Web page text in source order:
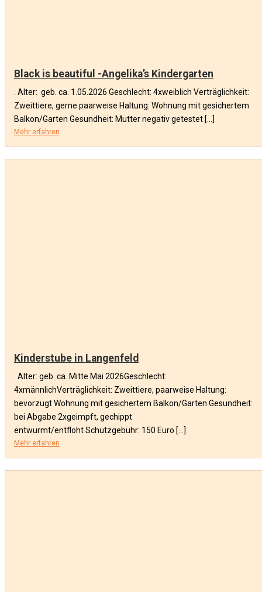
Black is beautiful -Angelika’s Kindergarten
. Alter: geb. ca. 1.05.2026 Geschlecht: 4xweiblich Verträglichkeit:
Zweittiere, gerne paarweise Haltung: Wohnung mit gesichertem
Balkon/Garten Gesundheit: Mutter negativ getestet […]
Mehr erfahren
Kinderstube in Langenfeld
. Alter: geb. ca. Mitte Mai 2026Geschlecht:
4xmännlichVerträglichkeit: Zweittiere, paarweise Haltung:
bevorzugt Wohnung mit gesichertem Balkon/Garten Gesundheit:
bei Abgabe 2xgeimpft, gechippt
entwurmt/entfloht Schutzgebühr: 150 Euro […]
Mehr erfahren